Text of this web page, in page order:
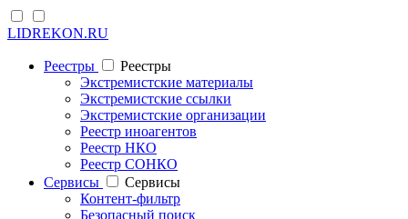
LIDREKON.RU
Реестры
Реестры
Экстремистские материалы
Экстремистские ссылки
Экстремистские организации
Реестр иноагентов
Реестр НКО
Реестр СОНКО
Cервисы
Cервисы
Контент-фильтр
Безопасный поиск